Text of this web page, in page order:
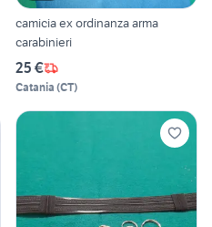
camicia ex ordinanza arma
carabinieri
25 €
Catania (CT)